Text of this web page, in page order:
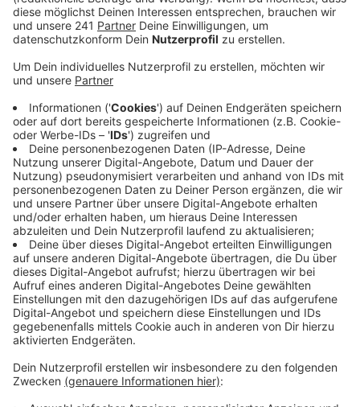
Anzeige
Im Kreuz Leverkusen repariert die Autobahn GmbH
die Verbindung von der A3 aus Oberhausen kommend
auf die A1 in Fahrtrichtung Koblenz gesperrt werden.
Wer also genau diese Verbindungsstrecke in der Zeit
fahren muss, sollte sich eine Alternativabfahrt suchen.
Ab 14 Uhr soll die Anschlussstelle wieder normal
befahrbar sein.
Anzeige
Mehr News aus Leverkusen
Anzeige
Bahn beginnt Generalsanierung: Leverkusen betroffen